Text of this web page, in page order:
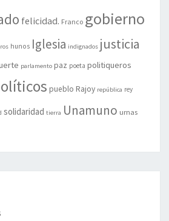
felicidad. Franco gobierno
hunos Iglesia indignados justicia
parlamento paz poeta politiqueros
pueblo Rajoy república rey
solidaridad tierra Unamuno urnas